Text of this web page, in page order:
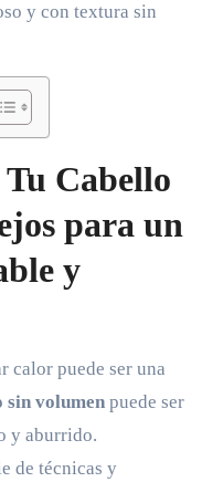
y con textura sin
Cabello
para un
y
calor puede ser una
sin volumenpuede ser
y aburrido.
de técnicas y